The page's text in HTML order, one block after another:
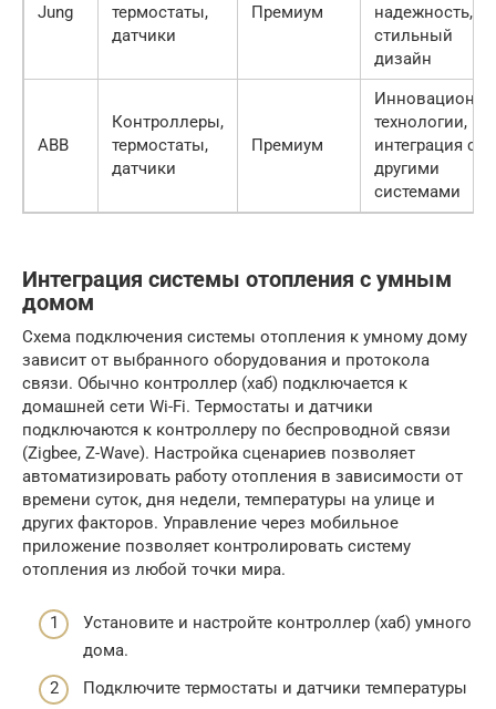
Jung
термостаты,
датчики
Премиум
надежность,
стильный
дизайн
ABB
Контроллеры,
термостаты,
датчики
Премиум
технологии,
интеграция с
другими
системами
Интеграция системы отопления с умным
домом
Схема подключения системы отопления к умному дому
зависит от выбранного оборудования и протокола
связи. Обычно контроллер (хаб) подключается к
домашней сети Wi-Fi. Термостаты и датчики
подключаются к контроллеру по беспроводной связи
(Zigbee, Z-Wave). Настройка сценариев позволяет
автоматизировать работу отопления в зависимости от
времени суток, дня недели, температуры на улице и
других факторов. Управление через мобильное
приложение позволяет контролировать систему
отопления из любой точки мира.
Установите и настройте контроллер (хаб) умного
дома.
Подключите термостаты и датчики температуры